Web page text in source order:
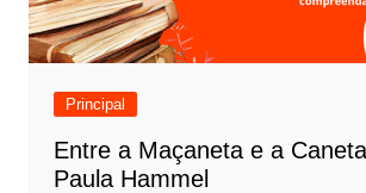
Principal
Entre a Maçaneta e a
Paula Hammel